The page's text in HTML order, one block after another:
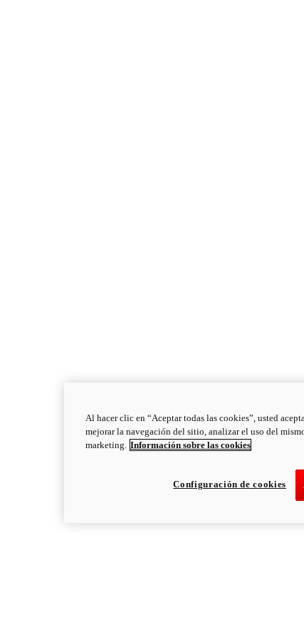
Al hacer clic en “Aceptar todas las cookies”, usted
mejorar la navegación del sitio, analizar el uso del
marketing. Información sobre las cookies
Configuración de cookies